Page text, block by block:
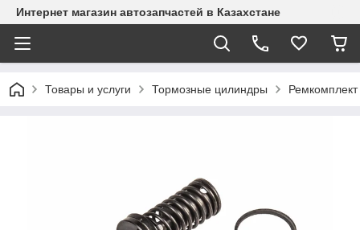
Интернет магазин автозапчастей в Казахстане
Товары и услуги Тормозные цилиндры